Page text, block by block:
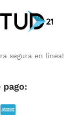
segura en línea!
pago: